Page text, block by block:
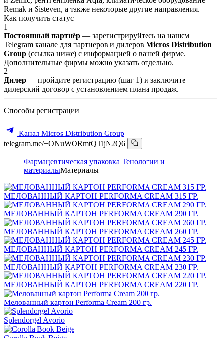
Remak и Sisteven, а также некоторые другие направления.
Как получить статус
1
Постоянный партнёр — зарегистрируйтесь на нашем
Telegram канале для партнеров и дилеров Micros Distribution
Group (ссылка ниже) с информацией о вашей фирме.
Дополнительные фирмы можно указать отдельно.
2
Дилер — пройдите регистрацию (шаг 1) и заключите
дилерский договор с установлением плана продаж.
Способы регистрации
Канал Micros Distribution Group
telegram.me/+ONuWORmtQTljN2Q6
Фармацевтическая упаковка Тенологии и
материалыМатериалы
МЕЛОВАННЫЙ КАРТОН PERFORMA CREAM 315 ГР.
МЕЛОВАННЫЙ КАРТОН PERFORMA CREAM 290 ГР.
МЕЛОВАННЫЙ КАРТОН PERFORMA CREAM 260 ГР.
МЕЛОВАННЫЙ КАРТОН PERFORMA CREAM 245 ГР.
МЕЛОВАННЫЙ КАРТОН PERFORMA CREAM 230 ГР.
МЕЛОВАННЫЙ КАРТОН PERFORMA CREAM 220 ГР.
Мелованный картон Performa Cream 200 гр.
Splendorgel Avorio